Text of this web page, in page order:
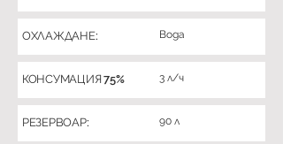
ОХЛАЖДАНЕ: Вода
КОНСУМАЦИЯ 75% 3 л/ч
РЕЗЕРВОАР: 90 л